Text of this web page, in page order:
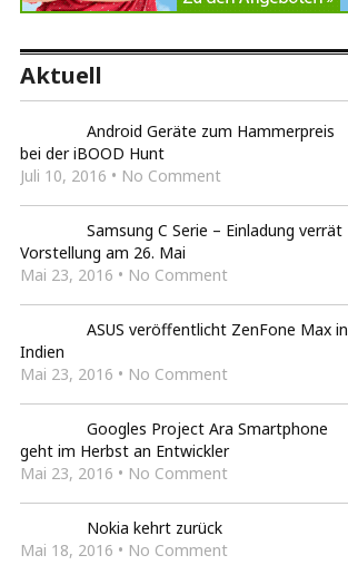
Aktuell
Android Geräte zum Hammerpreis
bei der iBOOD Hunt
Juli 10, 2016 • No Comment
Samsung C Serie – Einladung verrät
Vorstellung am 26. Mai
Mai 23, 2016 • No Comment
ASUS veröffentlicht ZenFone Max in
Indien
Mai 23, 2016 • No Comment
Googles Project Ara Smartphone
geht im Herbst an Entwickler
Mai 23, 2016 • No Comment
Nokia kehrt zurück
Mai 18, 2016 • No Comment